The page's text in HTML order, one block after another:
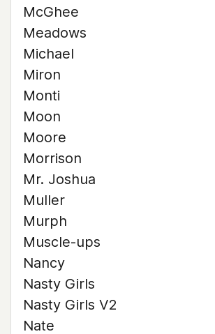
McGhee
Meadows
Michael
Miron
Monti
Moon
Moore
Morrison
Mr. Joshua
Muller
Murph
Muscle-ups
Nancy
Nasty Girls
Nasty Girls V2
Nate